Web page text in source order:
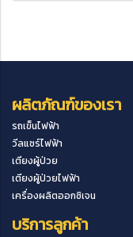
ผลิตภัณฑ์ของเรา
รถเข็นไฟฟ้า
วีลแชร์ไฟฟ้า
เตียงผู้ป่วย
เตียงผู้ป่วยไฟฟ้า
เครื่องผลิตออกซิเจน
บริการลูกค้า